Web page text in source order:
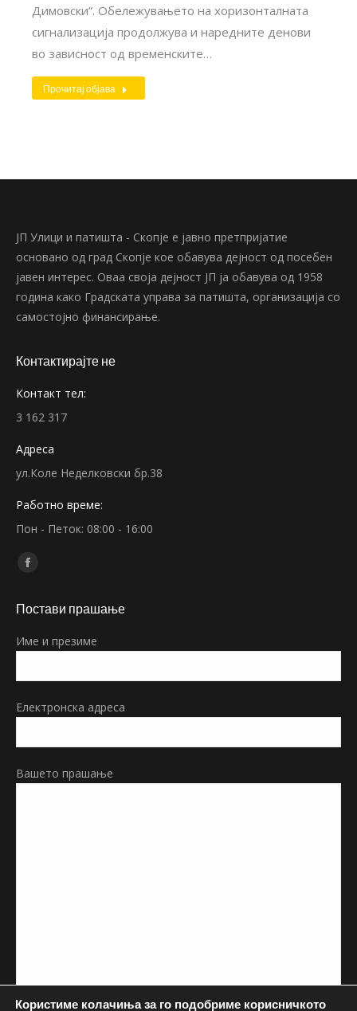
Димовски”. Обележувањето на хоризонталната
сигнализација продолжува и наредните денови
во зависност од временските…
Прочитај објава
ЈП Улици и патишта - Скопје е јавно претпријатие
основано од град Скопје кое обавува дејност од посебен
јавен интерес. Оваа своја дејност ЈП ја обавува од 1958
година како Градската управа за патишта, организација со
самостојно финансирање.
Контактирајте не
Контакт тел:
3 162 317
Адреса
ул.Коле Неделковски бр.38
Работно време:
Пон - Петок: 08:00 - 16:00
Find us on:
Facebook
opens
new
Постави прашање
Име и презиме
Електронска адреса
Вашето прашање
Користиме колачиња за го подобриме корисничкото